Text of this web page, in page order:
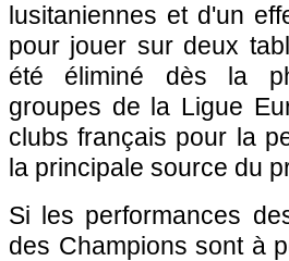
lusitaniennes et d'un
pour jouer sur deux
été éliminé dès la
groupes de la Ligue
clubs français pour la
la principale source du
Si les performances
des Champions sont à